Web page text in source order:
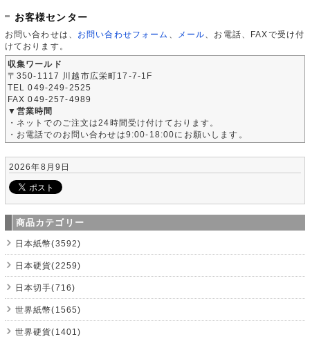
お客様センター
お問い合わせは、 お問い合わせフォーム メール 、お電話、FAXで受け付
けております。
収集ワールド
〒350-1117 川越市広栄町17-7-1F
TEL 049-249-2525
FAX 049-257-4989
▼営業時間
・ネットでのご注文は24時間受け付けております。
・お電話でのお問い合わせは9:00-18:00にお願いします。
2026年8月9日
商品カテゴリー
日本紙幣(3592)
日本硬貨(2259)
日本切手(716)
世界紙幣(1565)
世界硬貨(1401)